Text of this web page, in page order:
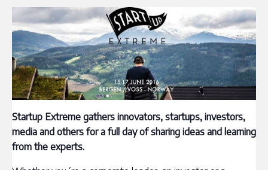
Startup Extreme gathers innovators, startups, investors,
media and others for a full day of sharing ideas and learning
from the experts.